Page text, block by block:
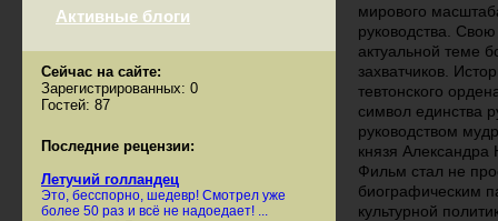
мирового
руководства.
актуальной теме
захватчиков.
тевтонского
символ единства
руководством
князя Александра
Фильм стал не
биографическим
культурной
Активные блоги
Сейчас на сайте:
Зарегистрированных: 0
Гостей: 87
Последние рецензии:
Летучий голландец
Это, бесспорно, шедевр! Смотрел уже
более 50 раз и всё не надоедает! ...